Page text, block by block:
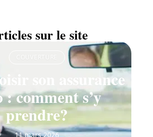
sur le site
son assurance
: comment s’y
prendre?
11 mars 2026